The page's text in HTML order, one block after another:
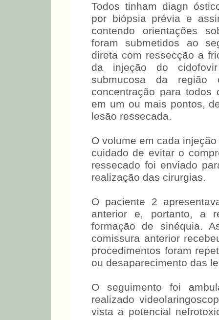
Todos tinham diagn
por biópsia prévia e
contendo orientações
foram submetidos ao
direta com ressecção a
da injeção do
submucosa da região
concentração para
em um ou mais pontos,
lesão ressecada.
O volume em cada
cuidado de evitar o
ressecado foi enviado
realização das cirurgias.
O paciente 2
anterior e, portanto, a
formação de sinéquia.
comissura anterior
procedimentos foram
ou desaparecimento das
O seguimento foi
realizado
vista a potencial